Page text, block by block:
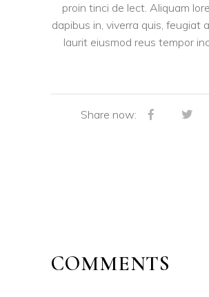
proin tinci de lect. Aliquam
dapibus in, viverra quis, feugiat
laurit eiusmod reus tempor
Share now:
COMMENTS